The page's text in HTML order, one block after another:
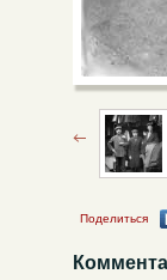
Поделиться